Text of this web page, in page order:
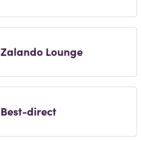
Zalando Lounge
Best-direct